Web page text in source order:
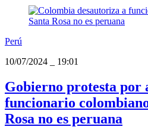
Perú
10/07/2024
19:01
Gobierno protesta por
funcionario
Rosa no es peruana